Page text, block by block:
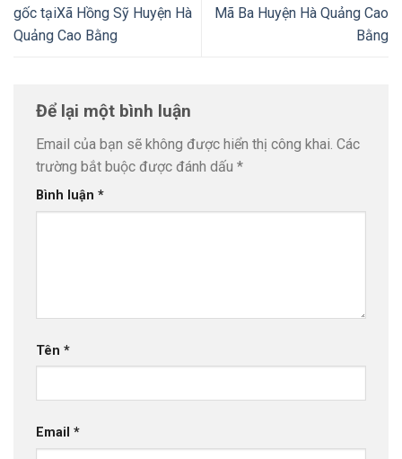
gốc tạiXã Hồng Sỹ Huyện Hà
Quảng Cao Bằng
Mã Ba Huyện Hà Quảng Cao
Bằng
Để lại một bình luận
Email của bạn sẽ không được hiển thị công khai. Các
trường bắt buộc được đánh dấu *
Bình luận *
Tên *
Email *